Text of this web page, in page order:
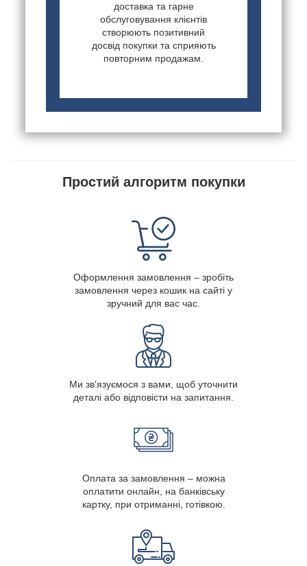
доставка та гарне
обслуговування клієнтів
створюють позитивний
досвід покупки та сприяють
повторним продажам.
Простий алгоритм покупки
Оформлення замовлення – зробіть
замовлення через кошик на сайті у
зручний для вас час.
Ми зв'язуємося з вами, щоб уточнити
деталі або відповісти на запитання.
Оплата за замовлення – можна
оплатити онлайн, на банківську
картку, при отриманні, готівкою.